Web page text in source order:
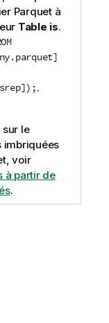
Parquetà
Table is.
.
le
imbriquées
voir
à partir de
.